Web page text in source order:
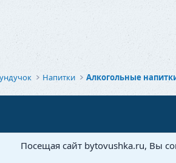
Напитки Алкогольные
Посещая сайт bytovushka.ru, Вы